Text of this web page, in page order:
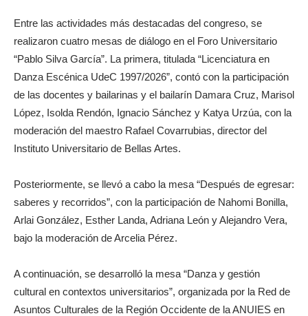
Entre las actividades más destacadas del congreso, se
realizaron cuatro mesas de diálogo en el Foro Universitario
“Pablo Silva García”. La primera, titulada “Licenciatura en
Danza Escénica UdeC 1997/2026”, contó con la participación
de las docentes y bailarinas y el bailarín Damara Cruz, Marisol
López, Isolda Rendón, Ignacio Sánchez y Katya Urzúa, con la
moderación del maestro Rafael Covarrubias, director del
Instituto Universitario de Bellas Artes.
Posteriormente, se llevó a cabo la mesa “Después de egresar:
saberes y recorridos”, con la participación de Nahomi Bonilla,
Arlai González, Esther Landa, Adriana León y Alejandro Vera,
bajo la moderación de Arcelia Pérez.
A continuación, se desarrolló la mesa “Danza y gestión
cultural en contextos universitarios”, organizada por la Red de
Asuntos Culturales de la Región Occidente de la ANUIES en